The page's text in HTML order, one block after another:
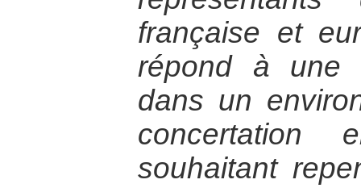
française et
répond à une
dans un
concertation
souhaitant